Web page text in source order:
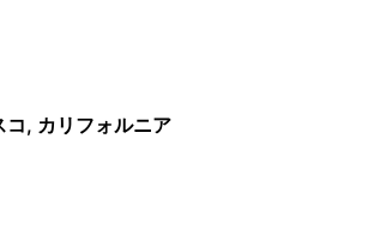
コ, カリフォルニア